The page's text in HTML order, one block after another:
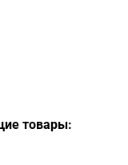
товары: